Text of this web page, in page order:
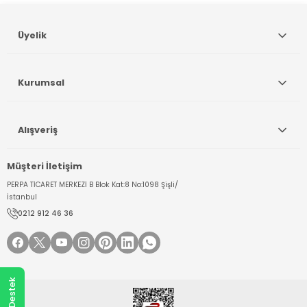
Müşteri İletişim
PERPA TİCARET MERKEZİ B Blok Kat:8 No:1098 Şişli/
İstanbul
0212 912 46 36
Üyelik
Kurumsal
Alışveriş